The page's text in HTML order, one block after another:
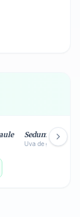
Sedum album
Uva de gato